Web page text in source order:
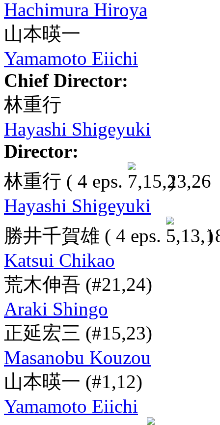
Hachimura Hiroya
山本暎一
Yamamoto Eiichi
Chief Director:
林重行
Hayashi Shigeyuki
Director:
林重行 ( 4 eps.
)
Hayashi Shigeyuki
勝井千賀雄 ( 4 eps.
)
Katsui Chikao
荒木伸吾 (#21,24)
Araki Shingo
正延宏三 (#15,23)
Masanobu Kouzou
山本暎一 (#1,12)
Yamamoto Eiichi